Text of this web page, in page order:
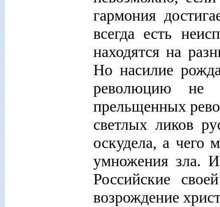
гармония
всегда есть
находятся на
Но насилие
революцию
прельщенных
светлых ликов
оскудела, а чего
умножения зла.
Российские
возрождение